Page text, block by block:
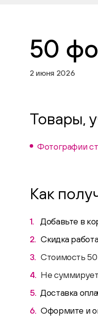
50
2 июня 2026
Товары,
Фотографии
Как
Добавьте в
Скидка
Стоимость 50
Не
Доставка
Оформите и